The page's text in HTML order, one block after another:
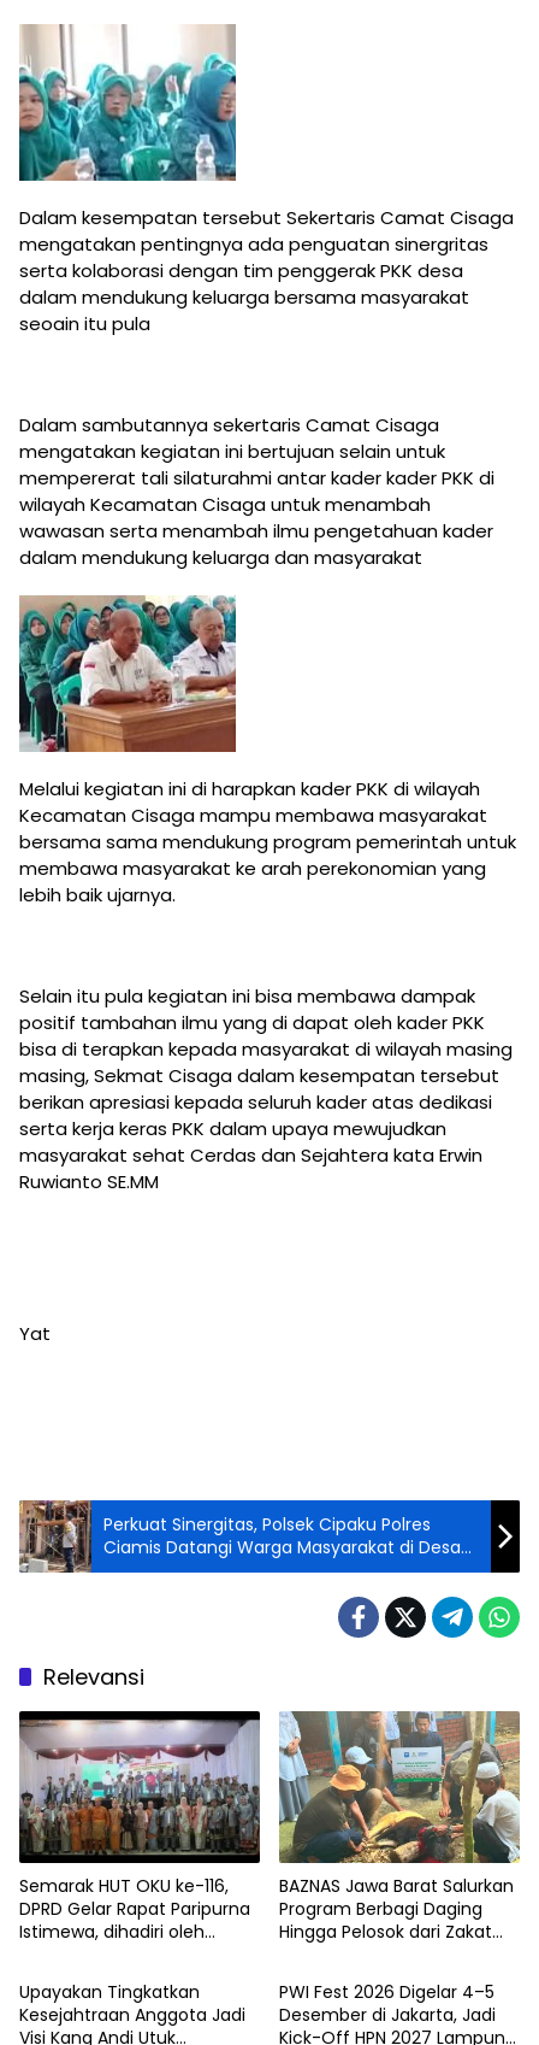
Dalam kesempatan tersebut Sekertaris Camat Cisaga
mengatakan pentingnya ada penguatan sinergritas
serta kolaborasi dengan tim penggerak PKK desa
dalam mendukung keluarga bersama masyarakat
seoain itu pula
Dalam sambutannya sekertaris Camat Cisaga
mengatakan kegiatan ini bertujuan selain untuk
mempererat tali silaturahmi antar kader kader PKK di
wilayah Kecamatan Cisaga untuk menambah
wawasan serta menambah ilmu pengetahuan kader
dalam mendukung keluarga dan masyarakat
Melalui kegiatan ini di harapkan kader PKK di wilayah
Kecamatan Cisaga mampu membawa masyarakat
bersama sama mendukung program pemerintah untuk
membawa masyarakat ke arah perekonomian yang
lebih baik ujarnya.
Selain itu pula kegiatan ini bisa membawa dampak
positif tambahan ilmu yang di dapat oleh kader PKK
bisa di terapkan kepada masyarakat di wilayah masing
masing, Sekmat Cisaga dalam kesempatan tersebut
berikan apresiasi kepada seluruh kader atas dedikasi
serta kerja keras PKK dalam upaya mewujudkan
masyarakat sehat Cerdas dan Sejahtera kata Erwin
Ruwianto SE.MM
Yat
Perkuat Sinergitas, Polsek Cipaku Polres
Ciamis Datangi Warga Masyarakat di Desa
Jalatrang
Relevansi
Semarak HUT OKU ke-116,
DPRD Gelar Rapat Paripurna
Istimewa, dihadiri oleh
BAZNAS Jawa Barat Salurkan
Program Berbagi Daging
Hingga Pelosok dari Zakat
Purwakarta
Upayakan Tingkatkan
Kesejahtraan Anggota Jadi
Visi Kang Andi Utuk
PWI Fest 2026 Digelar 4–5
Desember di Jakarta, Jadi
Kick-Off HPN 2027 Lampung